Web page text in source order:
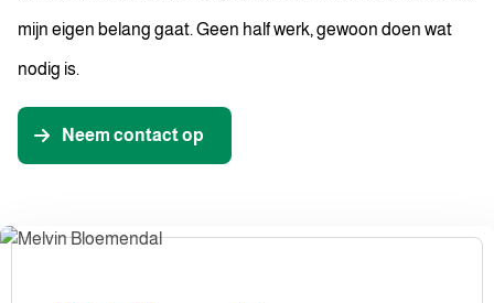
mijn eigen belang gaat. Geen half werk, gewoon doen wat
nodig is.
Neem contact op